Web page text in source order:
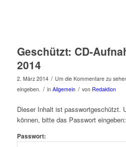
Geschützt: CD-
2014
2. März 2014 / Um die Kommentare zu
eingeben. / in Allgemein / von Redaktion
Dieser Inhalt ist passwortgeschützt.
können, bitte das Passwort eingeben:
Passwort: